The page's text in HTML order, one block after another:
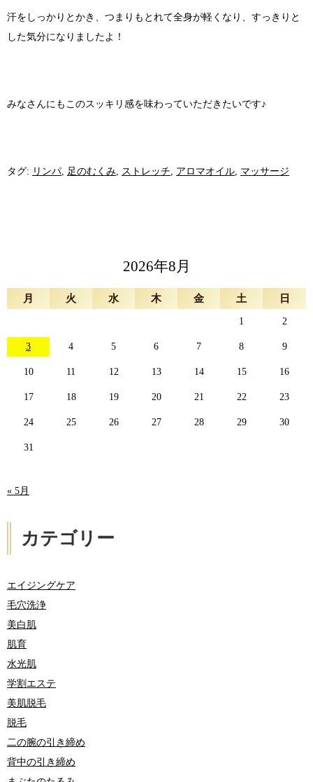
汗をしっかりとかき、つまりもとれて全身が軽くなり、すっきりと
した気分になりましたよ！
みなさんにもこのスッキリ感を味わっていただきたいです♪
タグ: リンパ 足のむくみ ストレッチ アロマオイル マッサージ
2026年8月
月 火 水 木 金 土 日
1 2
3 4 5 6 7 8 9
10 11 12 13 14 15 16
17 18 19 20 21 22 23
24 25 26 27 28 29 30
31
« 5月
カテゴリー
エイジングケア
毛穴洗浄
美白肌
肌育
水光肌
学割エステ
美肌脱毛
脱毛
二の腕の引き締め
背中の引き締め